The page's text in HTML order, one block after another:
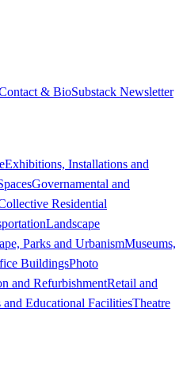
& BioSubstack Newsletter
Exhibitions, Installations and
Governamental and
Residential
Landscape
Parks and UrbanismMuseums,
BuildingsPhoto
and RefurbishmentRetail and
and Educational FacilitiesTheatre